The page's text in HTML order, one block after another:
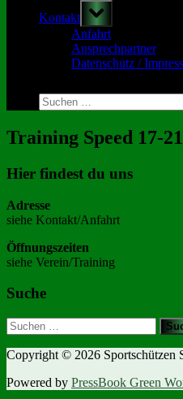
Kontakt
Toggle
sub-
menu
Anfahrt
Ansprechpartner
Datenschutz /
search
form
Suchen
nach:
Training Speed 17-
Hier findest du uns
Adresse
siehe Kontakt/Anfahrt
Öffnungszeiten
siehe Verein/Training
Suche
Suchen
nach:
Copyright © 2026 Sportschützen
Powered by PressBook Green